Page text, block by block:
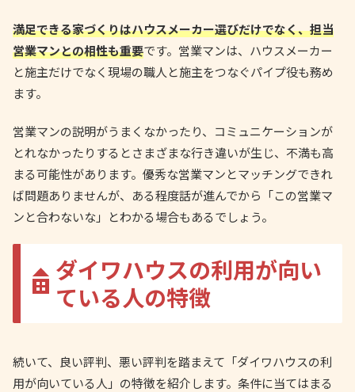
満足できる家づくりはハウスメーカー選びだけでなく、担当
営業マンとの相性も重要です。営業マンは、ハウスメーカー
と施主だけでなく現場の職人と施主をつなぐパイプ役も務め
ます。
営業マンの説明がうまくなかったり、コミュニケーションが
とれなかったりするとさまざまな行き違いが生じ、不満も高
まる可能性があります。優秀な営業マンとマッチングできれ
ば問題ありませんが、ある程度話が進んでから「この営業マ
ンと合わないな」とわかる場合もあるでしょう。
ダイワハウスの利用が向い
ている人の特徴
続いて、良い評判、悪い評判を踏まえて「ダイワハウスの利
用が向いている人」の特徴を紹介します。条件に当てはまる